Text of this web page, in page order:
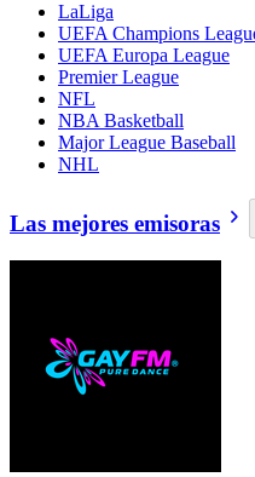
LaLiga
UEFA Champions
UEFA Europa League
Premier League
NFL
NBA Basketball
Major League Baseball
NHL
Las mejores emisoras